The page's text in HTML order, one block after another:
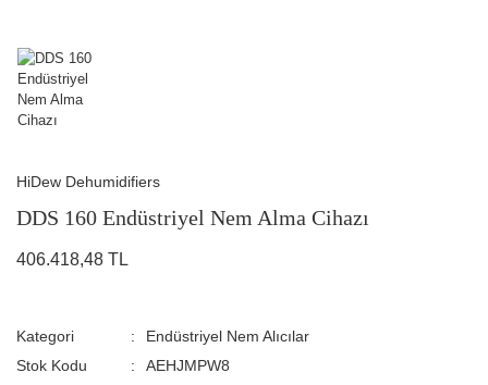
HiDew Dehumidifiers
DDS 160 Endüstriyel Nem Alma Cihazı
406.418,48 TL
Kategori
Endüstriyel Nem Alıcılar
Stok Kodu
AEHJMPW8